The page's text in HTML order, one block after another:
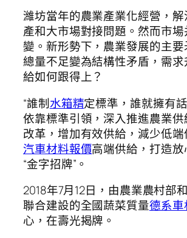
濰坊當年的農業產業化經營，
產和大市場對接問題。然而市
變。新形勢下，農業發展的主要
總量不足變為結構性矛盾，需
給如何跟得上？
“誰制水箱精定標準，誰就擁有
依靠標準引領，深入推進農業
改革，增加有效供給，減少低
汽車材料報價高端供給，打造
“金字招牌”。
2018年7月12日，由農業農村部
聯合建設的全國蔬菜質量德系車
心，在壽光揭牌。